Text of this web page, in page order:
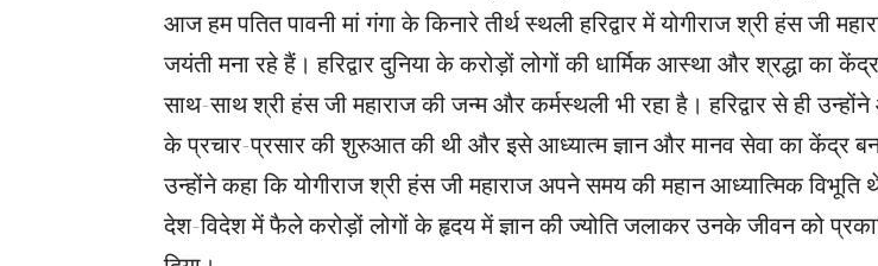
आज हम पतित पावनी मां गंगा के किनारे तीर्थ स्थली हरिद्वार में योगीराज श्री हंस जी
जयंती मना रहे हैं। हरिद्वार दुनिया के करोड़ों लोगों की धार्मिक आस्था और श्रद्धा का
साथ-साथ श्री हंस जी महाराज की जन्म और कर्मस्थली भी रहा है। हरिद्वार से ही उन्होंने
के प्रचार-प्रसार की शुरुआत की थी और इसे आध्यात्म ज्ञान और मानव सेवा का केंद्र
उन्होंने कहा कि योगीराज श्री हंस जी महाराज अपने समय की महान आध्यात्मिक विभूति
देश-विदेश में फैले करोड़ों लोगों के हृदय में ज्ञान की ज्योति जलाकर उनके जीवन को